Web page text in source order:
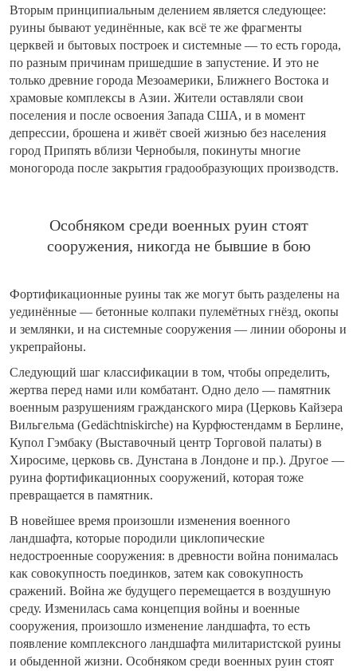
Вторым принципиальным делением является следующее:
руины бывают уединённые, как всё те же фрагменты
церквей и бытовых построек и системные — то есть города,
по разным причинам пришедшие в запустение. И это не
только древние города Мезоамерики, Ближнего Востока и
храмовые комплексы в Азии. Жители оставляли свои
поселения и после освоения Запада США, и в момент
депрессии, брошена и живёт своей жизнью без населения
город Припять вблизи Чернобыля, покинуты многие
моногорода после закрытия градообразующих производств.
Особняком среди военных руин стоят
сооружения, никогда не бывшие в бою
Фортификационные руины так же могут быть разделены на
уединённые — бетонные колпаки пулемётных гнёзд, окопы
и землянки, и на системные сооружения — линии обороны и
укрепрайоны.
Следующий шаг классификации в том, чтобы определить,
жертва перед нами или комбатант. Одно дело — памятник
военным разрушениям гражданского мира (Церковь Кайзера
Вильгельма (Gedächtniskirche) на Курфюстендамм в Берлине,
Купол Гэмбаку (Выставочный центр Торговой палаты) в
Хиросиме, церковь св. Дунстана в Лондоне и пр.). Другое —
руина фортификационных сооружений, которая тоже
превращается в памятник.
В новейшее время произошли изменения военного
ландшафта, которые породили циклопические
недостроенные сооружения: в древности война понималась
как совокупность поединков, затем как совокупность
сражений. Война же будущего перемещается в воздушную
среду. Изменилась сама концепция войны и военные
сооружения, произошло изменение ландшафта, то есть
появление комплексного ландшафта милитаристской руины
и обыденной жизни. Особняком среди военных руин стоят